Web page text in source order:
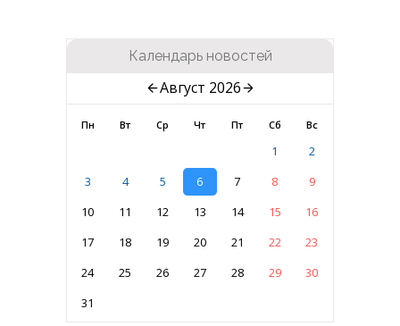
Календарь новостей
Август 2026
Пн Вт Ср Чт Пт Сб Вс
1
2
3
4 5 6 7 8
9
10
11 12 13 14 15
16
17
18 19 20 21 22
23
24
25 26 27 28 29
30
31